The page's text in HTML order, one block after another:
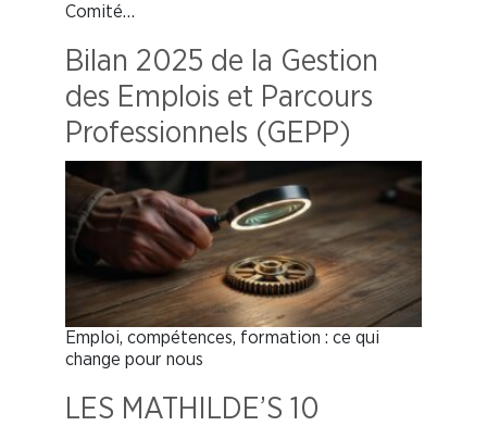
Comité…
Bilan 2025 de la Gestion
des Emplois et Parcours
Professionnels (GEPP)
Emploi, compétences, formation : ce qui
change pour nous
LES MATHILDE’S 10